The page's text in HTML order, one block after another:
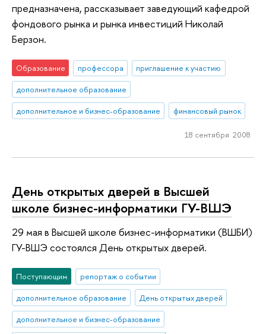
предназначена, рассказывает заведующий кафедрой
фондового рынка и рынка инвестиций Николай
Берзон.
Образование профессора
приглашение к участию
дополнительное образование
дополнительное и бизнес-образование
финансовый рынок
18 сентября 2008
День открытых дверей в Высшей
школе бизнес-информатики ГУ-ВШЭ
29 мая в Высшей школе бизнес-информатики (ВШБИ)
ГУ-ВШЭ состоялся День открытых дверей.
Поступающим
репортаж о событии
дополнительное образование
День открытых дверей
дополнительное и бизнес-образование